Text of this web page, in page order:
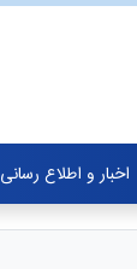
اخبار و اطلاع رسانی